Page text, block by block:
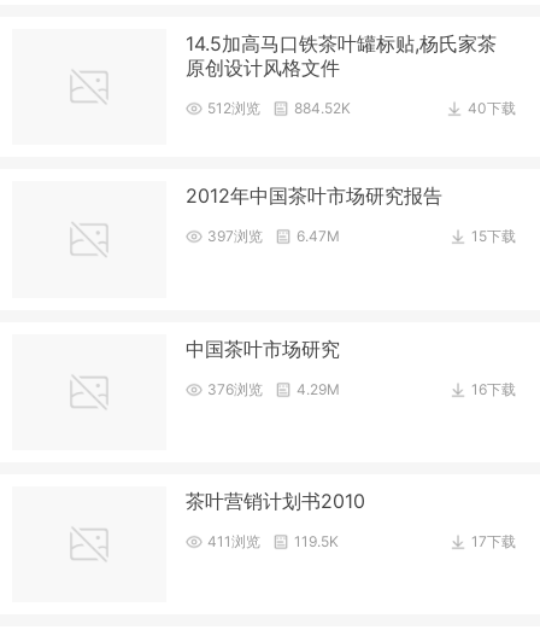
14.5加高马口铁茶叶罐标贴,杨氏家茶
原创设计风格文件
40下载
512浏览 884.52K
2012年中国茶叶市场研究报告
15下载
397浏览 6.47M
中国茶叶市场研究
16下载
376浏览 4.29M
茶叶营销计划书2010
17下载
411浏览 119.5K